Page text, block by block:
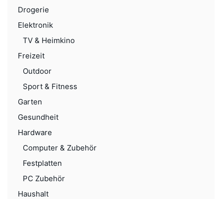
Drogerie
Elektronik
TV & Heimkino
Freizeit
Outdoor
Sport & Fitness
Garten
Gesundheit
Hardware
Computer & Zubehör
Festplatten
PC Zubehör
Haushalt